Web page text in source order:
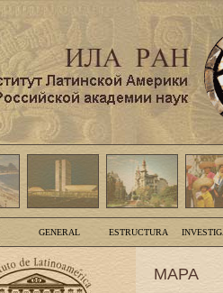
GENERAL ESTRUCTURA
MAPA